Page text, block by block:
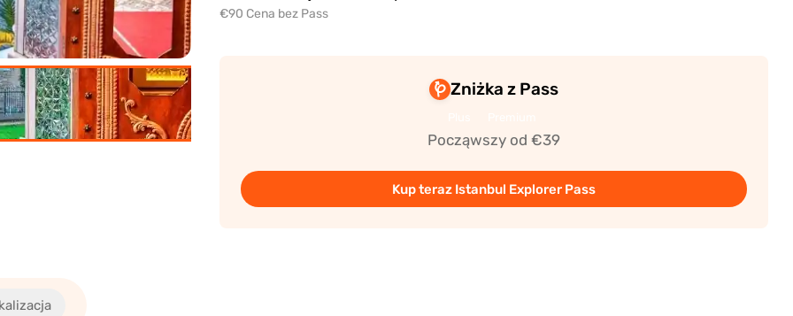
€90 Cena bez Pass
Zniżka z Pass
Począwszy od €39
Kup teraz Istanbul Explorer Pass